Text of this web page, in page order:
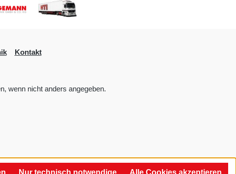
Kontakt
wenn nicht anders angegeben.
Nur technisch notwendige Alle Cookies akzeptieren